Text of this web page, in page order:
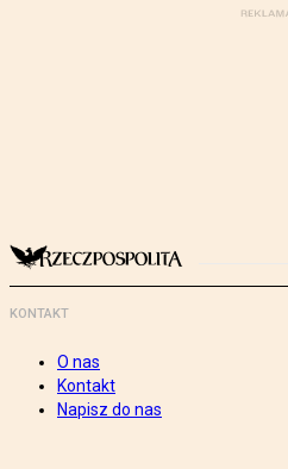
KONTAKT
O nas
Kontakt
Napisz do nas